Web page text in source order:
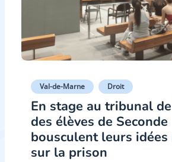
Val-de-Marne Droit
En stage au tribunal
des élèves de Seconde
bousculent leurs idées
sur la prison